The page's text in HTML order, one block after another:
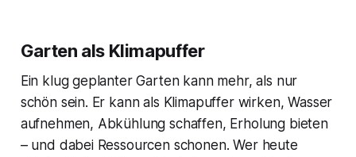
Garten als Klimapuffer
Ein klug geplanter Garten kann mehr, als nur
schön sein. Er kann als Klimapuffer wirken, Wasser
aufnehmen, Abkühlung schaffen, Erholung bieten
– und dabei Ressourcen schonen. Wer heute